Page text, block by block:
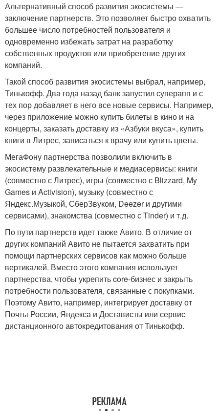
Альтернативный способ развития экосистемы —
заключение партнерств. Это позволяет быстро охватить
большее число потребностей пользователя и
одновременно избежать затрат на разработку
собственных продуктов или приобретение других
компаний.
Такой способ развития экосистемы выбрал, например,
Тинькофф. Два года назад банк запустил суперапп и с
тех пор добавляет в него все новые сервисы. Например,
через приложение можно купить билеты в кино и на
концерты, заказать доставку из «Азбуки вкуса», купить
книги в Литрес, записаться к врачу или купить цветы.
МегаФону партнерства позволили включить в
экосистему развлекательные и медиасервисы: книги
(совместно с Литрес), игры (совместно с Blizzard, My
Games и Activision), музыку (совместно с
Яндекс.Музыкой, СберЗвуком, Deezer и другими
сервисами), знакомства (совместно с Tinder) и т.д.
По пути партнерств идет также Авито. В отличие от
других компаний Авито не пытается захватить при
помощи партнерских сервисов как можно больше
вертикалей. Вместо этого компания использует
партнерства, чтобы укрепить core-бизнес и закрыть
потребности пользователя, связанные с покупками.
Поэтому Авито, например, интегрирует доставку от
Почты России, Яндекса и Достависты или сервис
дистанционного автокредитования от Тинькофф.